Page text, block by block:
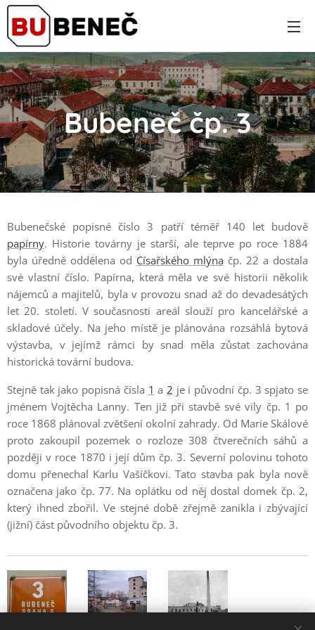
Bubeneč čp. 3
Bubenečské popisné číslo 3 patří téměř 140 let budově
papírny. Historie továrny je starší, ale teprve po roce 1884
byla úředně oddělena od Císařského mlýna čp. 22 a dostala
své vlastní číslo. Papírna, která měla ve své historii několik
nájemců a majitelů, byla v provozu snad až do devadesátých
let 20. století. V současnosti areál slouží pro kancelářské a
skladové účely. Na jeho místě je plánována rozsáhlá bytová
výstavba, v jejímž rámci by snad měla zůstat zachována
historická tovární budova.
Stejně tak jako popisná čísla 1 a2 je i původní čp. 3 spjato se
jménem Vojtěcha Lanny. Ten již při stavbě své vily čp. 1 po
roce 1868 plánoval zvětšení okolní zahrady. Od Marie Skálové
proto zakoupil pozemek o rozloze 308 čtverečních sáhů a
později v roce 1870 i její dům čp. 3. Severní polovinu tohoto
domu přenechal Karlu Vašíčkovi. Tato stavba pak byla nově
označena jako čp. 77. Na oplátku od něj dostal domek čp. 2,
který ihned zbořil. Ve stejné době zřejmě zanikla i zbývající
(jižní) část původního objektu čp. 3.